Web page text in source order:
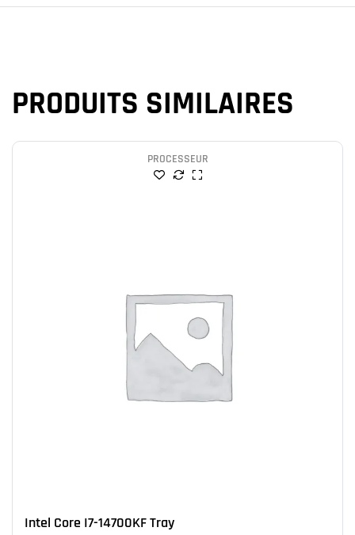
PRODUITS SIMILAIRES
PROCESSEUR
Intel Core I7-14700KF Tray